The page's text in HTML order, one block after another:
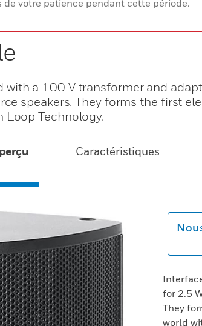
votre patience pendant cette période.
a 100 V transformer and
speakers. They forms the first
Loop Technology.
Caractéristiques
for 2.5
They
world